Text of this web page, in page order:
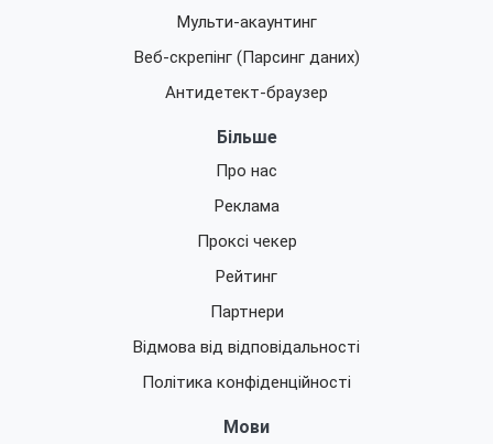
Мульти-акаунтинг
Веб-скрепінг (Парсинг даних)
Антидетект-браузер
Більше
Про нас
Реклама
Проксі чекер
Рейтинг
Партнери
Відмова від відповідальності
Політика конфіденційності
Мови